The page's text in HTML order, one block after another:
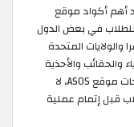
أهم أكواد موقع
حيث يوفر خصم بقيمة 20% للطلاب في بعض الدول
والولايات المتحدة
والحقائب والأحذية
والإكسسوارات للرجال والنساء وغيرها من منتجات موقع ASOS، لا
قبل إتمام عملية